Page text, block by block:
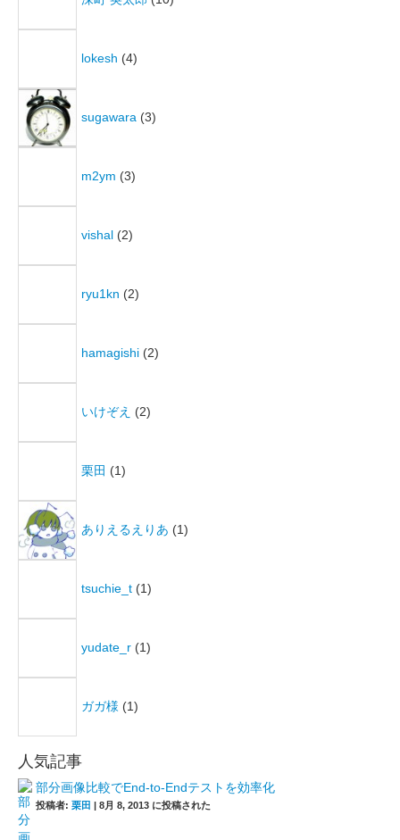
lokesh (4)
sugawara (3)
m2ym (3)
vishal (2)
ryu1kn (2)
hamagishi (2)
いけぞえ (2)
栗田 (1)
ありえるえりあ (1)
tsuchie_t (1)
yudate_r (1)
ガガ様 (1)
人気記事
部分画像比較でEnd-to-Endテストを効率化
投稿者: 栗田 | 8月 8, 2013 に投稿された